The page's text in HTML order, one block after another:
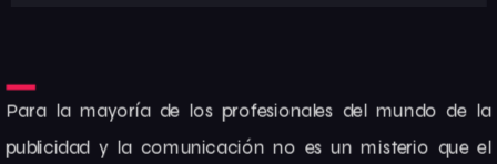
Para la mayoría de los profesionales del mundo de la
publicidad y la comunicación no es un misterio que el